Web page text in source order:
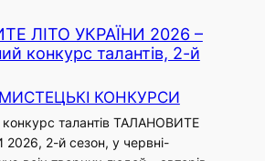
ЛІТО УКРАЇНИ 2026 –
конкурс талантів, 2-й
МИСТЕЦЬКІ КОНКУРСИ
талантів ТАЛАНОВИТЕ
2-й сезон, у червні-